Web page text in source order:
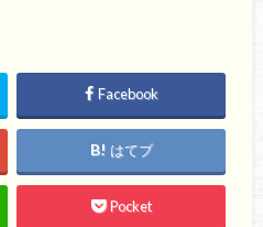
Facebook
はてブ
Pocket